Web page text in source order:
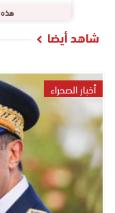
هذه
شاهد أيضا
أخبار الصحراء